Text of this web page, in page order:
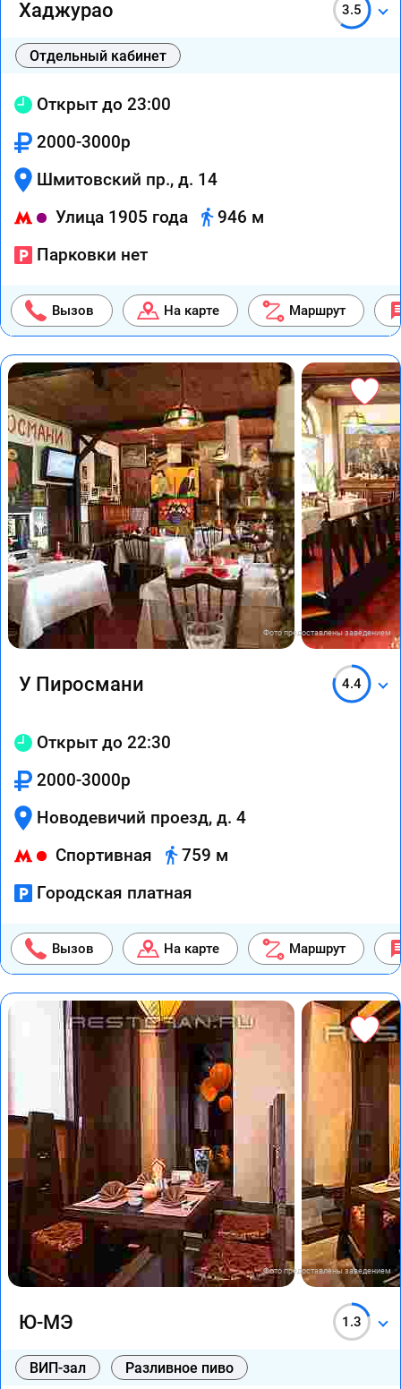
Хаджурао 3.5
Отдельный кабинет
Открыт до 23:00
2000-3000р
Шмитовский пр., д. 14
Улица 1905 года
946 м
Парковки нет
Вызов На карте Маршрут
Фото предоставлены заведением
У Пиросмани 4.4
Открыт до 22:30
2000-3000р
Новодевичий проезд, д. 4
Спортивная
759 м
Городская платная
Вызов На карте Маршрут
Фото предоставлены заведением
Ю-МЭ 1.3
ВИП-зал Разливное пиво